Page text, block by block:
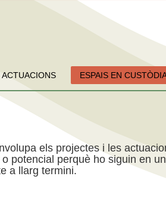
ACTUACIONS ESPAIS EN
els projectes i les
potencial perquè ho siguin en
a llarg termini.